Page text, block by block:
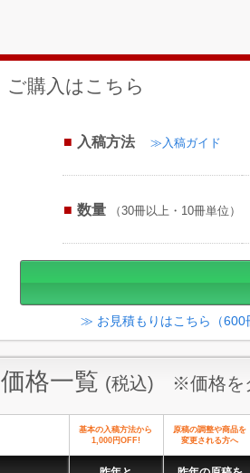
ご購入はこちら
入稿方法 ≫入稿ガイド
数量 （30冊以上・10冊単位）
≫ お見積もりはこちら（600
価格一覧 (税込) ※価格を
基本の入稿方法から
1,000円OFF!
原稿の調整や商品を
変更される方へ